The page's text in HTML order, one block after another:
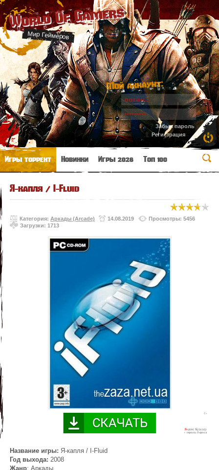
World Of Gamers
Мир Геймеров
Мой аккаунт:
Забыл пароль
Регистрация
Игры торрент Новинки Игры 2026 Топ 100
Я-капля / I-Fluid
Категория: Аркады (Arcade) 14.08.2019
Просмотры: 5456
Загрузки: 1713
Название игры: Я-капля / I-Fluid
Год выхода: 2008
Жанр: Аркады